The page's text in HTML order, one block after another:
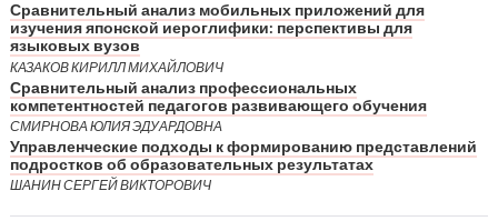
Сравнительный анализ мобильных приложений для
изучения японской иероглифики: перспективы для
языковых вузов
КАЗАКОВ КИРИЛЛ МИХАЙЛОВИЧ
Сравнительный анализ профессиональных
компетентностей педагогов развивающего обучения
СМИРНОВА ЮЛИЯ ЭДУАРДОВНА
Управленческие подходы к формированию представлений
подростков об образовательных результатах
ШАНИН СЕРГЕЙ ВИКТОРОВИЧ